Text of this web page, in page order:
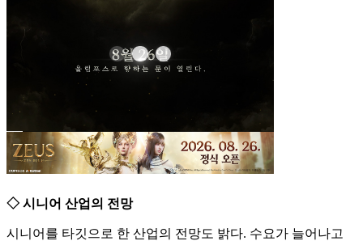
◇ 시니어 산업의 전망
시니어를 타깃으로 한 산업의 전망도 밝다. 수요가 늘어나고